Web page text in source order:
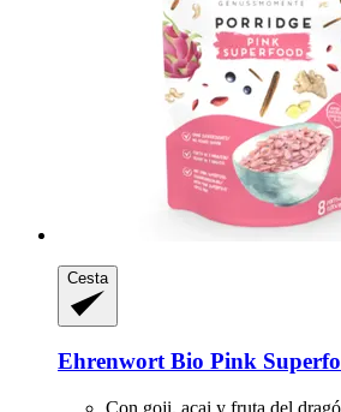
Cesta
EhrenwortBio Pink
Con goji, acai y fruta del